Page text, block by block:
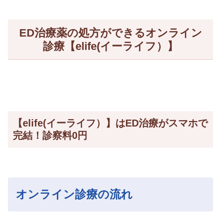
ED治療薬の処方ができるオンライン
診療【elife(イーライフ）】
【elife(イーライフ）】はED治療がスマホで
完結！診察料0円
オンライン診療の流れ